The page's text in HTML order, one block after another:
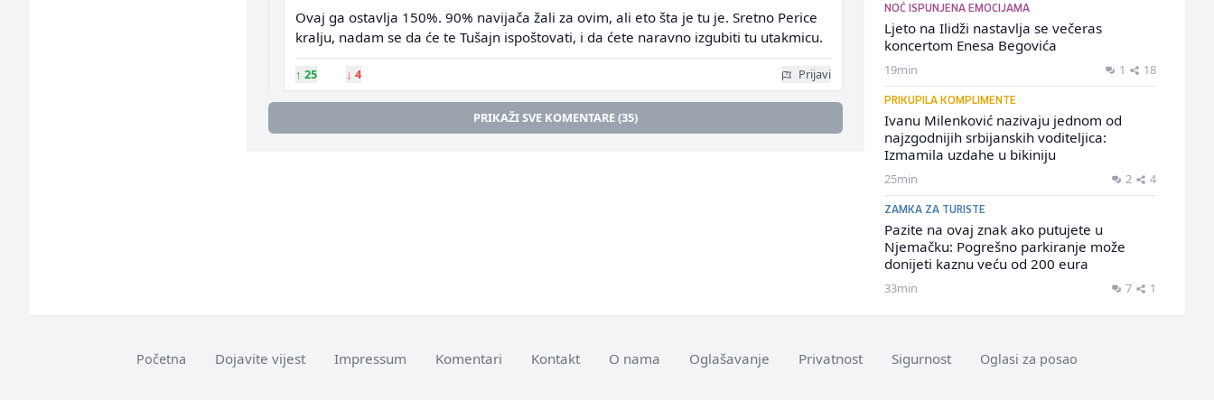
Ovaj ga ostavlja 150%. 90% navijača žali za ovim, ali eto šta je tu je. Sretno Perice
kralju, nadam se da će te Tušajn ispoštovati, i da ćete naravno izgubiti tu utakmicu.
↑ 25 ↓ 4 Prijavi
PRIKAŽI SVE KOMENTARE (35)
NOĆ ISPUNJENA EMOCIJAMA
Ljeto na Ilidži nastavlja se večeras
koncertom Enesa Begovića
19min 1 18
PRIKUPILA KOMPLIMENTE
Ivanu Milenković nazivaju jednom od
najzgodnijih srbijanskih voditeljica:
Izmamila uzdahe u bikiniju
25min 2 4
ZAMKA ZA TURISTE
Pazite na ovaj znak ako putujete u
Njemačku: Pogrešno parkiranje može
donijeti kaznu veću od 200 eura
33min 7 1
Početna Dojavite vijest Impressum Komentari Kontakt O nama Oglašavanje Privatnost Sigurnost Oglasi za posao